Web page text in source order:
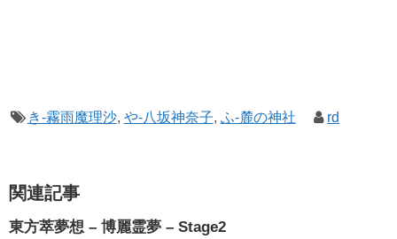
き-霧雨魔理沙, や-八坂神奈子, ふ-麓の神社 rd
関連記事
東方萃夢想 – 博麗霊夢 – Stage2